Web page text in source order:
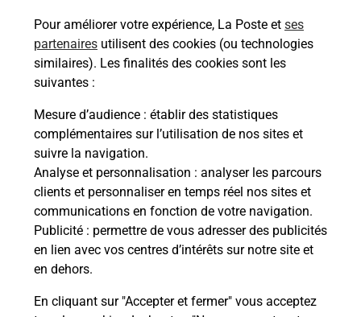
Pour améliorer votre expérience, La Poste et ses
partenaires utilisent des cookies (ou technologies
similaires). Les finalités des cookies sont les
suivantes :
Mesure d’audience : établir des statistiques
complémentaires sur l’utilisation de nos sites et
suivre la navigation.
Analyse et personnalisation : analyser les parcours
clients et personnaliser en temps réel nos sites et
communications en fonction de votre navigation.
Publicité : permettre de vous adresser des publicités
en lien avec vos centres d’intérêts sur notre site et
en dehors.
En cliquant sur "Accepter et fermer" vous acceptez
Ouvert 24h/24
En savoir plus
Recherchez un autre point de contact
Questions fréquemment posées
Quel réseau utilise La Poste Mobile ?